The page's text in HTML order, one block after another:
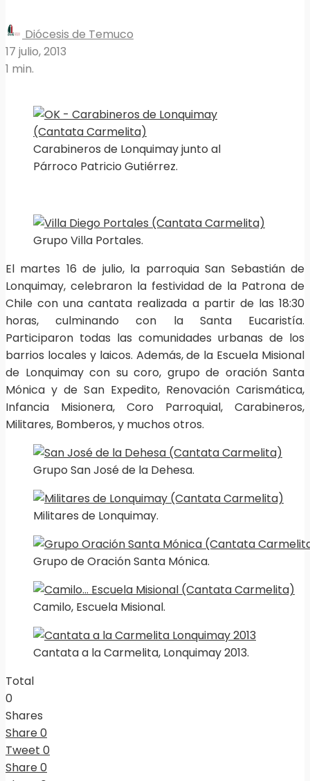
Diócesis de Temuco
17 julio, 2013
1 min.
Carabineros de Lonquimay junto al
Párroco Patricio Gutiérrez.
Grupo Villa Portales.
El martes 16 de julio, la parroquia San Sebastián de
Lonquimay, celebraron la festividad de la Patrona de
Chile con una cantata realizada a partir de las 18:30
horas, culminando con la Santa Eucaristía.
Participaron todas las comunidades urbanas de los
barrios locales y laicos. Además, de la Escuela Misional
de Lonquimay con su coro, grupo de oración Santa
Mónica y de San Expedito, Renovación Carismática,
Infancia Misionera, Coro Parroquial, Carabineros,
Militares, Bomberos, y muchos otros.
Grupo San José de la Dehesa.
Militares de Lonquimay.
Grupo de Oración Santa Mónica.
Camilo, Escuela Misional.
Cantata a la Carmelita, Lonquimay 2013.
Total
0
Shares
Share0
Tweet 0
Share0